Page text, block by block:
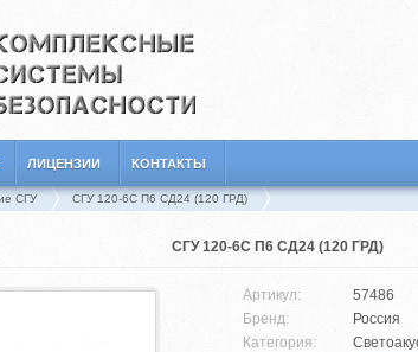
ЛИЦЕНЗИИ КОНТАКТЫ
СГУ СГУ 120-6С П6 СД24 (120 ГРД)
СГУ 120-6С П6 СД24 (120 ГРД)
Артикул:
57486
Бренд:
Россия
Категория: